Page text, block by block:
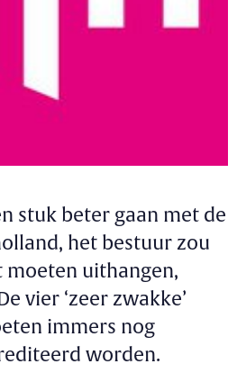
stuk beter gaan met de
het bestuur zou
moeten uithangen,
vier ‘zeer zwakke’
immers nog
worden.